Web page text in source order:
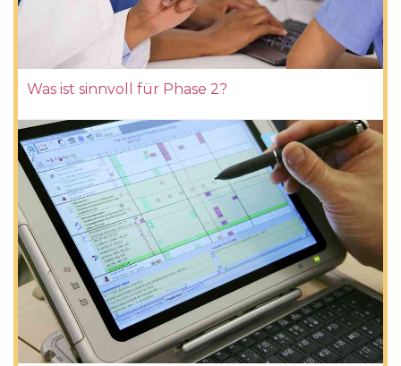
Was ist sinnvoll für Phase 2?